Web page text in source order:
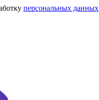
персональных данных